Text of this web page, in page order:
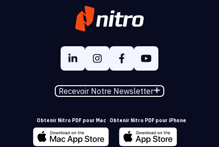
Recevoir Notre Newsletter
Obtenir Nitro PDF pour Mac Obtenir Nitro PDF pour iPhone